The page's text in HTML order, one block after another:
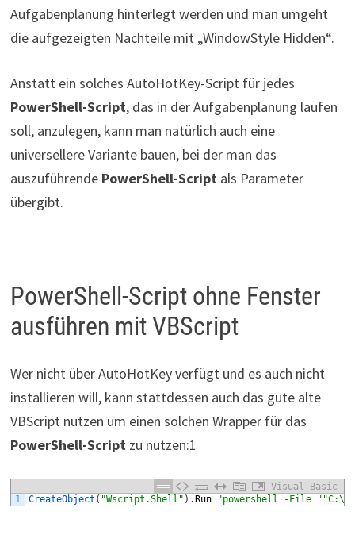
Aufgabenplanung hinterlegt werden und man umgeht
die aufgezeigten Nachteile mit „WindowStyle Hidden“.
Anstatt ein solches AutoHotKey-Script für jedes
PowerShell-Script, das in der Aufgabenplanung laufen
soll, anzulegen, kann man natürlich auch eine
universellere Variante bauen, bei der man das
auszuführende PowerShell-Scriptals Parameter
übergibt.
PowerShell-Script ohne Fenster
ausführen mit VBScript
Wer nicht über AutoHotKey verfügt und es auch nicht
installieren will, kann stattdessen auch das gute alte
VBScript nutzen um einen solchen Wrapper für das
PowerShell-Scriptzu nutzen:1
Visual Basic
1
CreateObject ( "Wscript.Shell" ) . Run "powershell -File "